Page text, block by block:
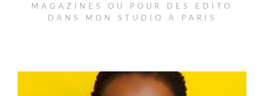
MAGAZINES OU POUR DES EDITO
DANS MON STUDIO À PARIS